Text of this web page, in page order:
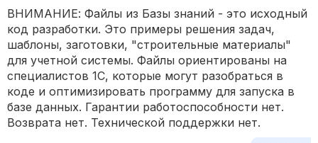
ВНИМАНИЕ: Файлы из Базы знаний - это исходный
код разработки. Это примеры решения задач,
шаблоны, заготовки, "строительные материалы"
для учетной системы. Файлы ориентированы на
специалистов 1С, которые могут разобраться в
коде и оптимизировать программу для запуска в
базе данных. Гарантии работоспособности нет.
Возврата нет. Технической поддержки нет.